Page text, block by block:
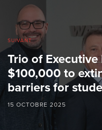
SUIVANT
Trio of
$100,000 to
barriers for
15 OCTOBRE 2025